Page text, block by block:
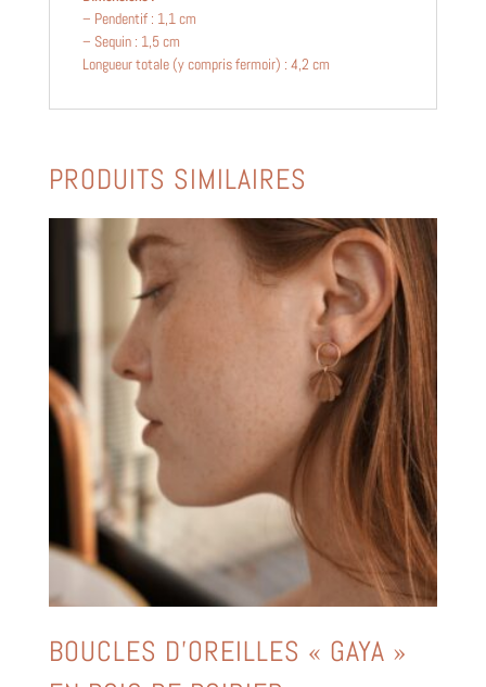
– Pendentif : 1,1 cm
– Sequin : 1,5 cm
Longueur totale (y compris fermoir) : 4,2 cm
PRODUITS SIMILAIRES
BOUCLES D’OREILLES « GAYA »